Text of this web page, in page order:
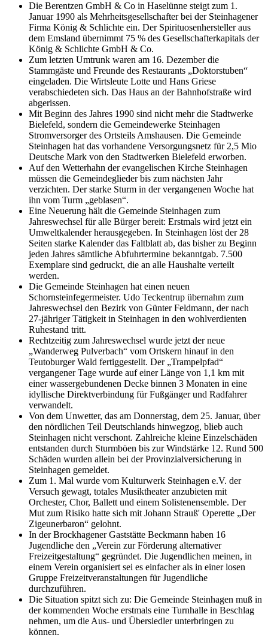
Die Berentzen GmbH & Co in Haselünne steigt zum 1.
Januar 1990 als Mehrheitsgesellschafter bei der Steinhagener
Firma König & Schlichte ein. Der Spirituosenhersteller aus
dem Emsland übernimmt 75 % des Gesellschafterkapitals der
König & Schlichte GmbH & Co.
Zum letzten Umtrunk waren am 16. Dezember die
Stammgäste und Freunde des Restaurants „Doktorstuben“
eingeladen. Die Wirtsleute Lotte und Hans Griese
verabschiedeten sich. Das Haus an der Bahnhofstraße wird
abgerissen.
Mit Beginn des Jahres 1990 sind nicht mehr die Stadtwerke
Bielefeld, sondern die Gemeindewerke Steinhagen
Stromversorger des Ortsteils Amshausen. Die Gemeinde
Steinhagen hat das vorhandene Versorgungsnetz für 2,5 Mio
Deutsche Mark von den Stadtwerken Bielefeld erworben.
Auf den Wetterhahn der evangelischen Kirche Steinhagen
müssen die Gemeindeglieder bis zum nächsten Jahr
verzichten. Der starke Sturm in der vergangenen Woche hat
ihn vom Turm „geblasen“.
Eine Neuerung hält die Gemeinde Steinhagen zum
Jahreswechsel für alle Bürger bereit: Erstmals wird jetzt ein
Umweltkalender herausgegeben. In Steinhagen löst der 28
Seiten starke Kalender das Faltblatt ab, das bisher zu Beginn
jeden Jahres sämtliche Abfuhrtermine bekanntgab. 7.500
Exemplare sind gedruckt, die an alle Haushalte verteilt
werden.
Die Gemeinde Steinhagen hat einen neuen
Schornsteinfegermeister. Udo Teckentrup übernahm zum
Jahreswechsel den Bezirk von Günter Feldmann, der nach
27-jähriger Tätigkeit in Steinhagen in den wohlverdienten
Ruhestand tritt.
Rechtzeitig zum Jahreswechsel wurde jetzt der neue
„Wanderweg Pulverbach“ vom Ortskern hinauf in den
Teutoburger Wald fertiggestellt. Der „Trampelpfad“
vergangener Tage wurde auf einer Länge von 1,1 km mit
einer wassergebundenen Decke binnen 3 Monaten in eine
idyllische Direktverbindung für Fußgänger und Radfahrer
verwandelt.
Von dem Unwetter, das am Donnerstag, dem 25. Januar, über
den nördlichen Teil Deutschlands hinwegzog, blieb auch
Steinhagen nicht verschont. Zahlreiche kleine Einzelschäden
entstanden durch Sturmböen bis zur Windstärke 12. Rund 500
Schäden wurden allein bei der Provinzialversicherung in
Steinhagen gemeldet.
Zum 1. Mal wurde vom Kulturwerk Steinhagen e.V. der
Versuch gewagt, totales Musiktheater anzubieten mit
Orchester, Chor, Ballett und einem Solistenensemble. Der
Mut zum Risiko hatte sich mit Johann Strauß' Operette „Der
Zigeunerbaron“ gelohnt.
In der Brockhagener Gaststätte Beckmann haben 16
Jugendliche den „Verein zur Förderung alternativer
Freizeitgestaltung“ gegründet. Die Jugendlichen meinen, in
einem Verein organisiert sei es einfacher als in einer losen
Gruppe Freizeitveranstaltungen für Jugendliche
durchzuführen.
Die Situation spitzt sich zu: Die Gemeinde Steinhagen muß in
der kommenden Woche erstmals eine Turnhalle in Beschlag
nehmen, um die Aus- und Übersiedler unterbringen zu
können.